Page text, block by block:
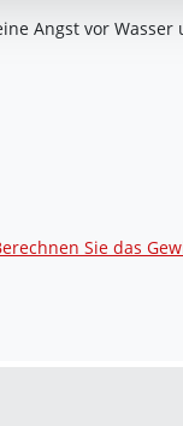
Angst vor
Sie das